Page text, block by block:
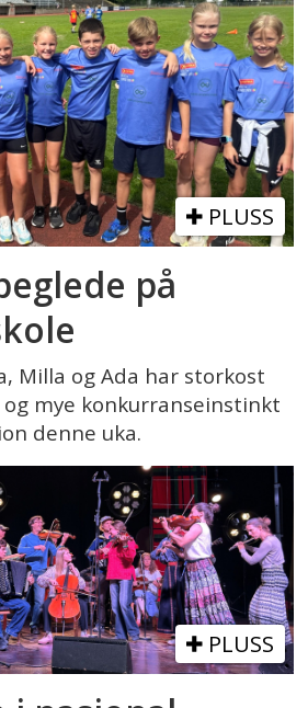
PLUSS
på
Milla og Ada har storkost
mye konkurranseinstinkt
denne uka.
PLUSS